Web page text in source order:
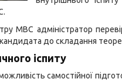
МВС адміністратор
до складання
іспиту
самостійної